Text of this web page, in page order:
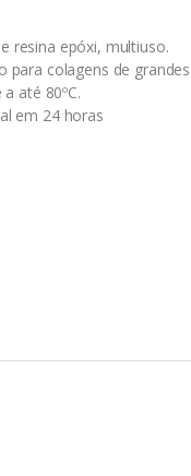
resina epóxi, multiuso.
para colagens de
até 80ºC.
em 24 horas